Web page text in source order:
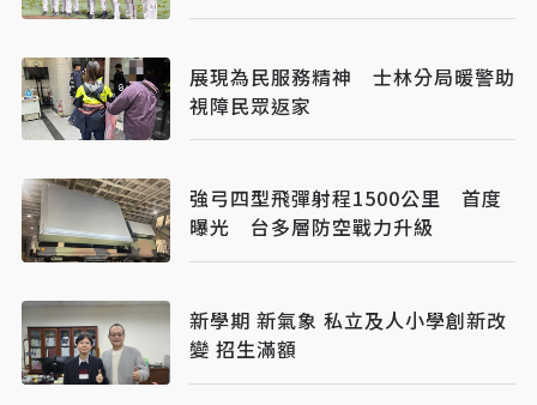
展現為民服務精神 士林分局暖警助
視障民眾返家
強弓四型飛彈射程1500公里 首度
曝光 台多層防空戰力升級
新學期 新氣象 私立及人小學創新改
變 招生滿額